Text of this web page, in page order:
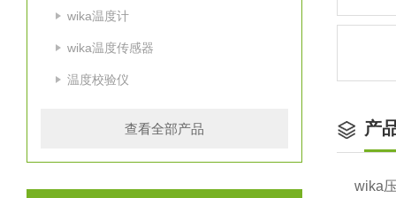
wika温度计
wika温度传感器
温度校验仪
查看全部产品 产
wika